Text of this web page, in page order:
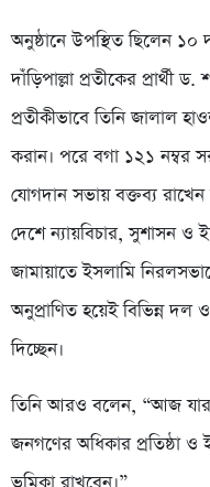
অনুষ্ঠানে উপস্থিত ছিলেন ১০
দাঁড়িপাল্লা প্রতীকের
প্রতীকীভাবে তিনি জালাল
করান। পরে বগা ১২১ নম্বর
যোগদান সভায় বক্তব্য
দেশে ন্যায়বিচার, সুশাসন ও
জামায়াতে ইসলামি
অনুপ্রাণিত হয়েই বিভিন্ন
দিচ্ছেন।
তিনি আরও বলেন, “আজ
জনগণের অধিকার প্রতিষ্ঠা ও